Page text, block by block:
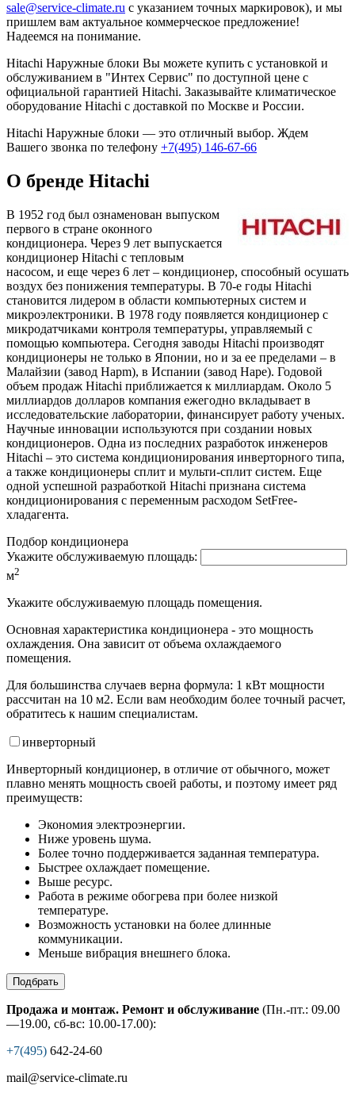
sale@service-climate.ru с указанием точных маркировок), и мы
пришлем вам актуальное коммерческое предложение!
Надеемся на понимание.
Hitachi Наружные блоки Вы можете купить с установкой и
обслуживанием в "Интех Сервис" по доступной цене с
официальной гарантией Hitachi. Заказывайте климатическое
оборудование Hitachi с доставкой по Москве и России.
Hitachi Наружные блоки — это отличный выбор. Ждем
Вашего звонка по телефону +7(495) 146-67-66
О бренде Hitachi
В 1952 год был ознаменован выпуском
первого в стране оконного
кондиционера. Через 9 лет выпускается
кондиционер Hitachi с тепловым
насосом, и еще через 6 лет – кондиционер, способный осушать
воздух без понижения температуры. В 70-е годы Hitachi
становится лидером в области компьютерных систем и
микроэлектроники. В 1978 году появляется кондиционер с
микродатчиками контроля температуры, управляемый с
помощью компьютера. Сегодня заводы Hitachi производят
кондиционеры не только в Японии, но и за ее пределами – в
Малайзии (завод Hapm), в Испании (завод Hape). Годовой
объем продаж Hitachi приближается к миллиардам. Около 5
миллиардов долларов компания ежегодно вкладывает в
исследовательские лаборатории, финансирует работу ученых.
Научные инновации используются при создании новых
кондиционеров. Одна из последних разработок инженеров
Hitachi – это система кондиционирования инверторного типа,
а также кондиционеры сплит и мульти-сплит систем. Еще
одной успешной разработкой Hitachi признана система
кондиционирования с переменным расходом SetFree-
хладагента.
Подбор кондиционера
Укажите обслуживаемую площадь:
м2
Укажите обслуживаемую площадь помещения.
Основная характеристика кондиционера - это мощность
охлаждения. Она зависит от объема охлаждаемого
помещения.
Для большинства случаев верна формула: 1 кВт мощности
рассчитан на 10 м2. Если вам необходим более точный расчет,
обратитесь к нашим специалистам.
инверторный
Инверторный кондиционер, в отличие от обычного, может
плавно менять мощность своей работы, и поэтому имеет ряд
преимуществ:
Экономия электроэнергии.
Ниже уровень шума.
Более точно поддерживается заданная температура.
Быстрее охлаждает помещение.
Выше ресурс.
Работа в режиме обогрева при более низкой
температуре.
Возможность установки на более длинные
коммуникации.
Меньше вибрация внешнего блока.
Подбрать
Продажа и монтаж. Ремонт и обслуживание (Пн.-пт.: 09.00
—19.00, сб-вс: 10.00-17.00):
+7(495) 642-24-60
mail@service-climate.ru